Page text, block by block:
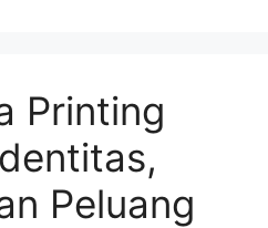
Printing
Peluang